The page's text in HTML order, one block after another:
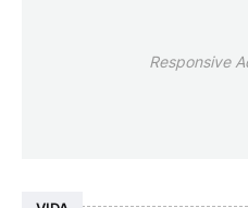
Responsive